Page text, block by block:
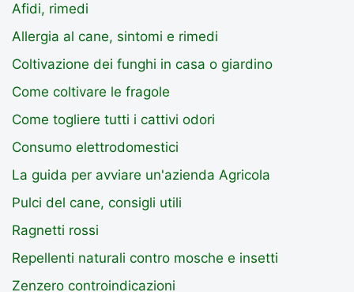
Afidi, rimedi
Allergia al cane, sintomi e rimedi
Coltivazione dei funghi in casa o giardino
Come coltivare le fragole
Come togliere tutti i cattivi odori
Consumo elettrodomestici
La guida per avviare un'azienda Agricola
Pulci del cane, consigli utili
Ragnetti rossi
Repellenti naturali contro mosche e insetti
Zenzero controindicazioni